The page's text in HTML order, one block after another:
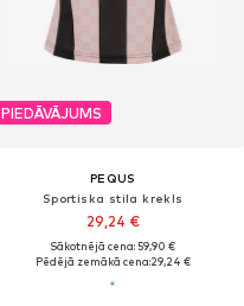
PIEDĀVĀJUMS
PEQUS
Sportiska stila krekls
29,24 €
Sākotnējā cena: 59,90 €
Pēdējā zemākā cena:29,24 €